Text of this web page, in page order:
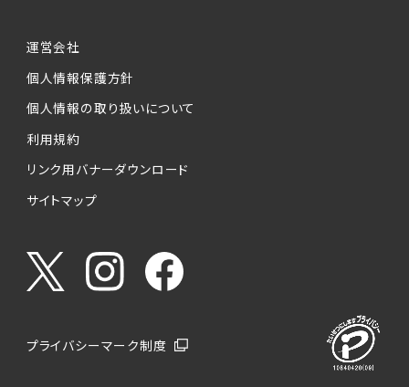
運営会社
個人情報保護方針
個人情報の取り扱いについて
利用規約
リンク用バナーダウンロード
サイトマップ
プライバシーマーク制度